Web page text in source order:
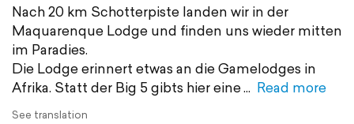
Nach 20 km Schotterpiste landen wir in der
Maquarenque Lodge und finden uns wieder mitten
im Paradies.
Die Lodge erinnert etwas an die Gamelodges in
Afrika. Statt der Big 5 gibts hier eine
Read more
See translation